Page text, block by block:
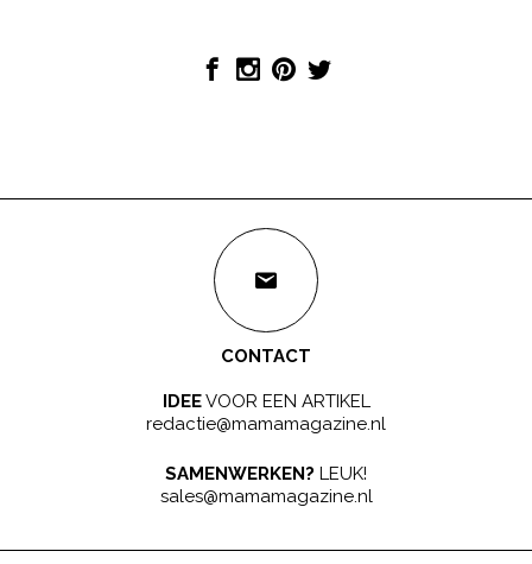
CONTACT
IDEEVOOR EEN ARTIKEL
redactie@mamamagazine.nl
SAMENWERKEN? LEUK!
sales@mamamagazine.nl